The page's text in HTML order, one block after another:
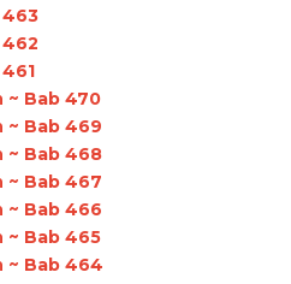
463
462
~ Bab 470
~ Bab 469
~ Bab 468
~ Bab 467
~ Bab 466
~ Bab 465
~ Bab 464